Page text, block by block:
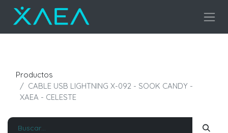
Productos
CABLE USB LIGHTNING X-092 - SOOK CANDY -
XAEA - CELESTE